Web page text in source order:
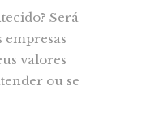
Será
empresas
valores
ou se